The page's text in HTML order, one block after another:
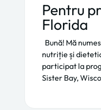
Pentru
Florida
Bună! Mă
nutriție și
participat la
Sister Bay,